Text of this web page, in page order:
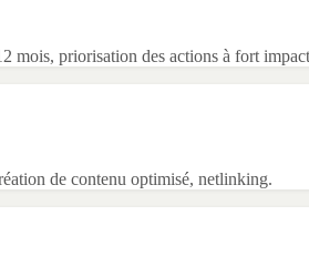
mois, priorisation des actions à fort
de contenu optimisé, netlinking.